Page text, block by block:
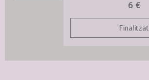
6 €
Finalitzat